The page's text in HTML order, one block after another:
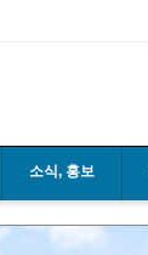
소식, 홍보